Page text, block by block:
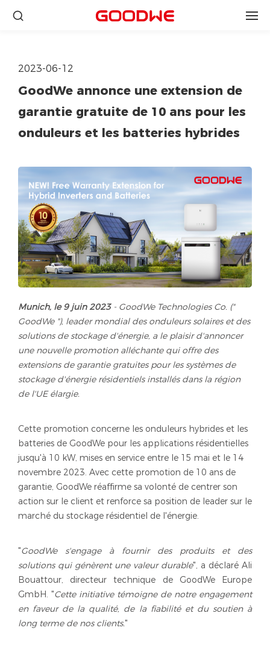
2023-06-12
GoodWe annonce une extension de
garantie gratuite de 10 ans pour les
onduleurs et les batteries hybrides
Munich, le 9 juin 2023- GoodWe Technologies Co. ("
GoodWe "), leader mondial des onduleurs solaires et des
solutions de stockage d'énergie, a le plaisir d'annoncer
une nouvelle promotion alléchante qui offre des
extensions de garantie gratuites pour les systèmes de
stockage d'énergie résidentiels installés dans la région
de l'UE élargie.
Cette promotion concerne les onduleurs hybrides et les
batteries de GoodWe pour les applications résidentielles
jusqu'à 10 kW, mises en service entre le 15 mai et le 14
novembre 2023. Avec cette promotion de 10 ans de
garantie, GoodWe réaffirme sa volonté de centrer son
action sur le client et renforce sa position de leader sur le
marché du stockage résidentiel de l'énergie.
"GoodWe s'engage à fournir des produits et des
solutions qui génèrent une valeur durable", a déclaré Ali
Bouattour, directeur technique de GoodWe Europe
GmbH. "Cette initiative témoigne de notre engagement
en faveur de la qualité, de la fiabilité et du soutien à
long terme de nos clients."